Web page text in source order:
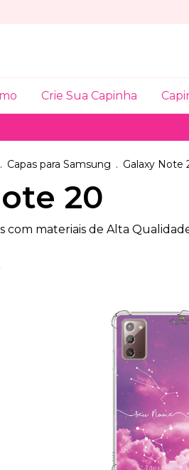
Crie Sua Capinha
. Capas para Samsung . Galaxy Note
20
com materiais de Alta